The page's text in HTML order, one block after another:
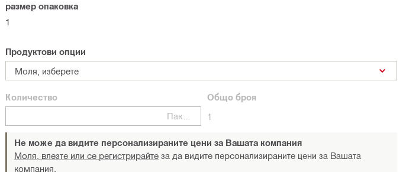
размер опаковка
1
Продуктови опции
Моля, изберете
Количество
Общо броя
1
Не може да видите персонализираните цени за Вашата компания
Моля, влезте или се регистрирайте за да видите персонализираните цени за Вашата
компания.